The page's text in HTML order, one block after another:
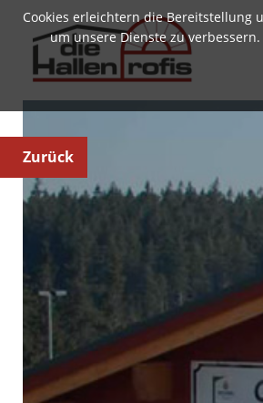
Cookies erleichtern die Bereitstellung
um unsere Dienste zu
Zurück